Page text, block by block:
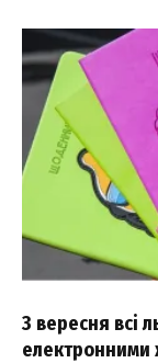
З вересня всі